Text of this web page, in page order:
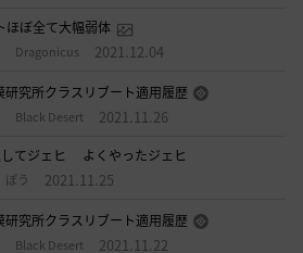
ほぼ全て大幅弱体
Dragonicus 2021.12.04
研究所クラスリブート適用履歴
Black Desert 2021.11.26
てジェヒ よくやったジェヒ
ぽう 2021.11.25
研究所クラスリブート適用履歴
Black Desert 2021.11.22